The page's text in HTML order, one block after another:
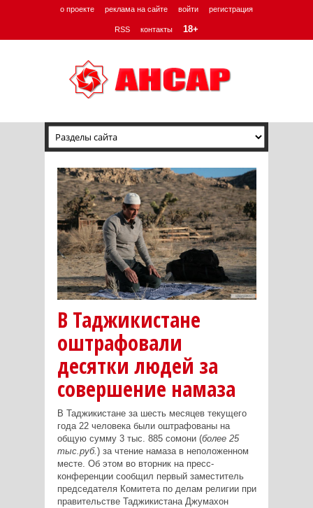
о проекте реклама на сайте войти регистрация
RSS контакты 18+
В Таджикистане
оштрафовали
десятки людей за
совершение намаза
В Таджикистане за шесть месяцев текущего
года 22 человека были оштрафованы на
общую сумму 3 тыс. 885 сомони (более 25
тыс.руб.) за чтение намаза в неположенном
месте. Об этом во вторник на пресс-
конференции сообщил первый заместитель
председателя Комитета по делам религии при
правительстве Таджикистана Джумахон